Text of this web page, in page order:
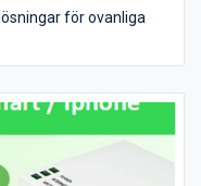
för ovanliga